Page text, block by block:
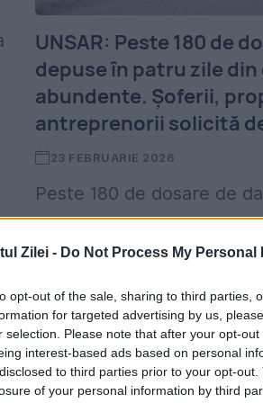
Zilei - Do Not Process My Personal
opt-out of the sale, sharing to third parties,
for targeted advertising by us,
selection. Please note that after your opt-
interest-based ads based on personal
to third parties prior to your opt-
of your personal information by third
UNSAR: Peste 180 de
depuse în patru zile
abundente. Șoferii,
antreprenorii solicită
23 FEBRUARIE 2026
Peste 180 de dosare de
depuse în patru zile în
ninsorilor abundente,
Organizația recomandă
de asigurare și notificarea